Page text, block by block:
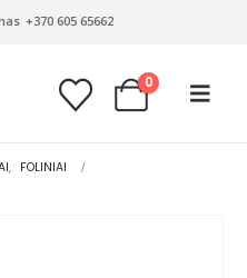
+370 605 65662
0
, FOLINIAI